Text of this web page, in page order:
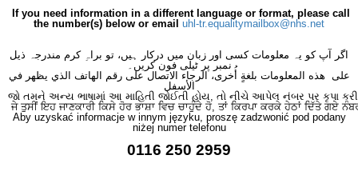
If you need information in a different language or format, please call
the number(s) below or email uhl-tr.equalitymailbox@nhs.net
اگر آپ کو یہ معلومات کسی اور زبان میں درکار ہیں، تو براہِ کرم مندرجہ ذیل
نمبر پر ٹیلی فون کریں۔
على هذه المعلومات بلغةٍ أُخرى، الرجاء الاتصال على رقم الهاتف الذي يظهر في
الأسفل
જો તમને અન્ય ભાષામાં આ માહિતી જોઈતી હોય, તો નીચે આપેલ નંબર પર કૃપા કરી
ਜੇ ਤੁਸੀਂ ਇਹ ਜਾਣਕਾਰੀ ਕਿਸੇ ਹੋਰ ਭਾਸ਼ਾ ਵਿਚ ਚਾਹੁੰਦੇ ਹੋ, ਤਾਂ ਕਿਰਪਾ ਕਰਕੇ ਹੇਠਾਂ ਦਿੱਤੇ ਗਏ
Aby uzyskać informacje w innym języku, proszę zadzwonić pod podany
niżej numer telefonu
0116 250 2959